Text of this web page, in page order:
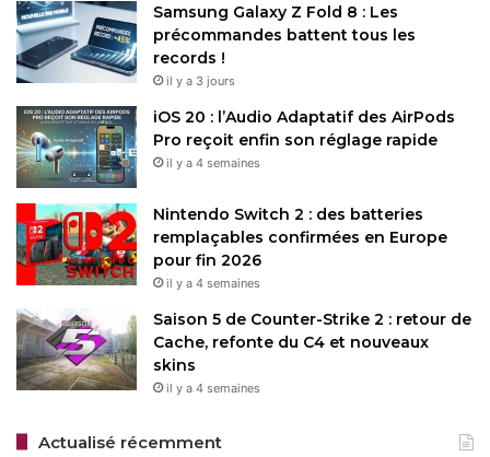
Samsung Galaxy Z Fold 8 : Les
précommandes battent tous les
records !
il y a 3 jours
iOS 20 : l’Audio Adaptatif des AirPods
Pro reçoit enfin son réglage rapide
il y a 4 semaines
Nintendo Switch 2 : des batteries
remplaçables confirmées en Europe
pour fin 2026
il y a 4 semaines
Saison 5 de Counter-Strike 2 : retour de
Cache, refonte du C4 et nouveaux
skins
il y a 4 semaines
Actualisé récemment